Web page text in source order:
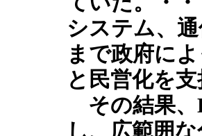
システム、
まで政府に
と民営化を
その結果、
し、広範囲